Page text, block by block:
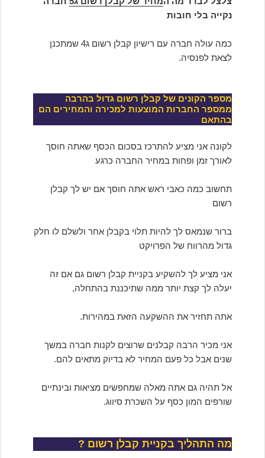
נקייה בלי חובות
כמה עולה חברה עם רישיון קבלן רשום ג4 שמתכנן
לצאת לפנסיה.
מספר הקונים של קבלן רשום גדול בהרבה
ממספר החברות המוצעות למכירה והמחירים הם
בהתאם
לקונה אני מציע להתרכז בסכום הכסף שאתה חוסך
לאורך זמן ופחות במחיר החברה כרגע
תחשוב כמה כאבי ראש אתה חוסך אם יש לך קבלן
רשום
ברור שנמאס לך להיות תלוי בקבלן אחר ולשלם לו חלק
גדול מהרווח של הפרויקט
אני מציע לך להשקיע בקניית קבלן רשום גם אם זה
יעלה לך קצת יותר ממה שתיכננת בהתחלה,
אתה תחזיר את ההשקעה הזאת במהירות.
אני מכיר הרבה קבלנים שרוצים לקנות חברה במשך
שנים אבל כל פעם המחיר לא בדיוק מתאים להם.
אל תהיה גם אתה מאלה שמחפשים מציאות ובינתיים
שורפים המון כסף על השכרת סיווג.
מה התהליך בקניית קבלן רשום ?